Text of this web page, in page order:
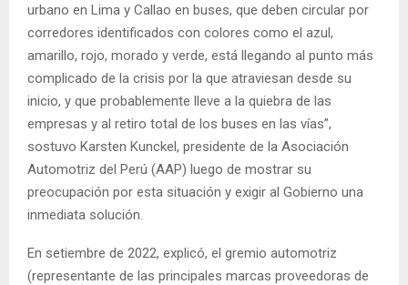
urbano en Lima y Callao en buses, que deben circular por
corredores identificados con colores como el azul,
amarillo, rojo, morado y verde, está llegando al punto más
complicado de la crisis por la que atraviesan desde su
inicio, y que probablemente lleve a la quiebra de las
empresas y al retiro total de los buses en las vías”,
sostuvo Karsten Kunckel, presidente de la Asociación
Automotriz del Perú (AAP) luego de mostrar su
preocupación por esta situación y exigir al Gobierno una
inmediata solución.
En setiembre de 2022, explicó, el gremio automotriz
(representante de las principales marcas proveedoras de